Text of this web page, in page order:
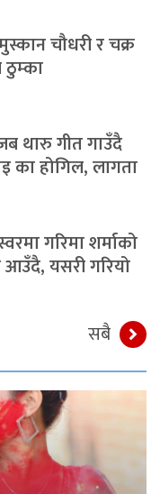
मुस्कान चौधरी र चक्र
ठुम्का
थारु गीत गाउँदै
का होगिल, लागता
गरिमा शर्माको
आउँदै, यसरी गरियो
सबै